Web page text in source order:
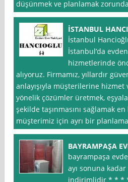
düşünmek ve planlamak zorunda
İSTANBUL
İstanbul
İstanbul’da
hizmetlerinde
alıyoruz. Firmamız, yıllardır
anlayışıyla müşterilerine hizmet
yönelik çözümler üretmek,
şekilde taşınmasını sağlamak
müşterimiz için ayrı bir
BAYRAMPAŞA
bayrampaşa
ayı sonuna kadar
indirimlidir * * *